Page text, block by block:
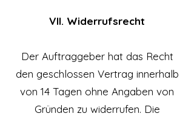
VII. Widerrufsrecht
Der Auftraggeber hat das Recht
den geschlossen Vertrag innerhalb
von 14 Tagen ohne Angaben von
Gründen zu widerrufen. Die